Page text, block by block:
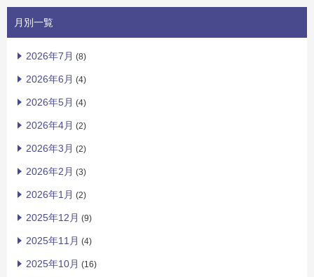
月別一覧
2026年7月 (8)
2026年6月 (4)
2026年5月 (4)
2026年4月 (2)
2026年3月 (2)
2026年2月 (3)
2026年1月 (2)
2025年12月 (9)
2025年11月 (4)
2025年10月 (16)